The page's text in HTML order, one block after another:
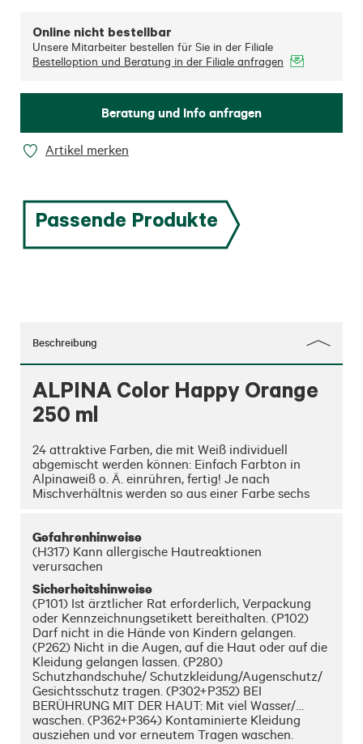
Online nicht bestellbar
Unsere Mitarbeiter bestellen für Sie in der Filiale
Bestelloption und Beratung in der Filiale anfragen
Beratung und Info anfragen
Artikel merken
Passende Produkte
Beschreibung
ALPINA Color Happy Orange
250 ml
24 attraktive Farben, die mit Weiß individuell
abgemischt werden können: Einfach Farbton in
Alpinaweiß o. Ä. einrühren, fertig! Je nach
Mischverhältnis werden so aus einer Farbe sechs
Latexfarbe oder pur zum Malen und Basteln: Alpina
Color sind Voll- und Abtönfarben in Markenqualität.
Gefahrenhinweise
(H317) Kann allergische Hautreaktionen
verursachen
Sicherheitshinweise
(P101) Ist ärztlicher Rat erforderlich, Verpackung
oder Kennzeichnungsetikett bereithalten. (P102)
Darf nicht in die Hände von Kindern gelangen.
(P262) Nicht in die Augen, auf die Haut oder auf die
Kleidung gelangen lassen. (P280)
Schutzhandschuhe/ Schutzkleidung/Augenschutz/
Gesichtsschutz tragen. (P302+P352) BEI
BERÜHRUNG MIT DER HAUT: Mit viel Wasser/…
waschen. (P362+P364) Kontaminierte Kleidung
ausziehen und vor erneutem Tragen waschen.